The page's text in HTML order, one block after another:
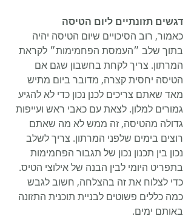
דגשים תזונתיים ליום הטיסה
כאמור, רוב הסיכויים שיום הטיסה יהיה
בתוך שלב ״העמסת הפחמימות״ לקראת
המרתון. צריך לקחת בחשבון שגם אם
הטיסה יחסית קצרה, מדובר ביום מתיש
מאד שאתם צריכים לכנן נכון כדי לא להגיע
גמורים למלון. לצאת עם כאבי ראש ועייפות
גדולה מהטיסה, זה ממש לא מה שאתם
רוצים בימים שלפני המרתון. צריך לשלב
נכון בין תכנון נכון של תגבור הפחמימות
בתפריט היומי לבין הבנה של אילוצי הטיס.
כדי לצלוח את זה בהצלחה, חשוב לגבש
כמה כללים פשוטים לבניית תוכנית התזונה
באותם ימים.